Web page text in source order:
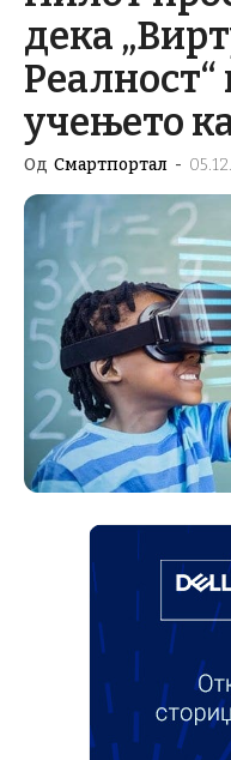
дека
Реалност“
учењето
Од Смартпортал -